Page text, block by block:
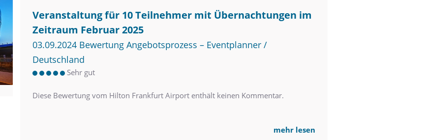
Veranstaltung für 10 Teilnehmer mit Übernachtungen im
Zeitraum Februar 2025
03.09.2024 Bewertung Angebotsprozess – Eventplanner /
Deutschland
Sehr gut
Diese Bewertung vom Hilton Frankfurt Airport enthält keinen Kommentar.
mehr lesen